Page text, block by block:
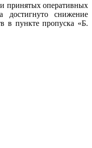
и принятых оперативных
снижение
в пункте пропуска «Б.